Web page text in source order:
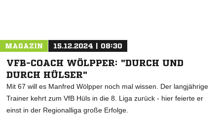
MAGAZIN 15.12.2024 | 08:30
VFB-COACH WÖLPPER: "DURCH UND
DURCH HÜLSER"
Mit 67 will es Manfred Wölpper noch mal wissen. Der langjährige
Trainer kehrt zum VfB Hüls in die 8. Liga zurück - hier feierte er
einst in der Regionalliga große Erfolge.